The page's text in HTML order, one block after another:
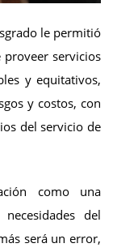
le permitió
servicios
y equitativos,
y costos, con
del servicio de
como una
del
será un error,